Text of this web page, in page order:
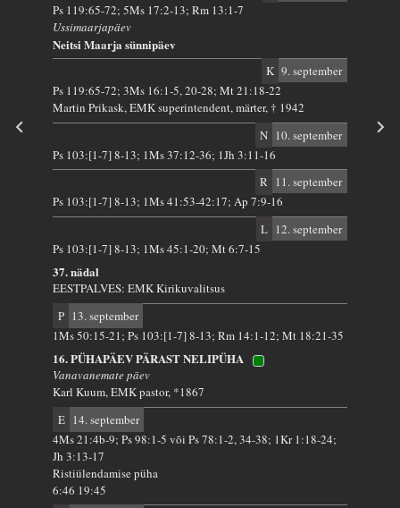
Ps 119:65-72; 5Ms 17:2-13; Rm 13:1-7
Ussimaarjapäev
Neitsi Maarja sünnipäev
K 9. september
Ps 119:65-72; 3Ms 16:1-5, 20-28; Mt 21:18-22
Martin Prikask, EMK superintendent, märter, † 1942
N 10. september
Ps 103:[1-7] 8-13; 1Ms 37:12-36; 1Jh 3:11-16
R 11. september
Ps 103:[1-7] 8-13; 1Ms 41:53-42:17; Ap 7:9-16
L 12. september
Ps 103:[1-7] 8-13; 1Ms 45:1-20; Mt 6:7-15
37. nädal
EESTPALVES: EMK Kirikuvalitsus
P 13. september
1Ms 50:15-21; Ps 103:[1-7] 8-13; Rm 14:1-12; Mt 18:21-35
16. PÜHAPÄEV PÄRAST NELIPÜHA
Vanavanemate päev
Karl Kuum, EMK pastor, *1867
E 14. september
4Ms 21:4b-9; Ps 98:1-5 või Ps 78:1-2, 34-38; 1Kr 1:18-24;
Jh 3:13-17
Ristiülendamise püha
6:46 19:45